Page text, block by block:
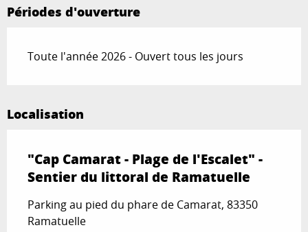
Périodes d'ouverture
Toute l'année 2026 - Ouvert tous les jours
Localisation
"Cap Camarat - Plage de l'Escalet" -
Sentier du littoral de Ramatuelle
Parking au pied du phare de Camarat, 83350
Ramatuelle